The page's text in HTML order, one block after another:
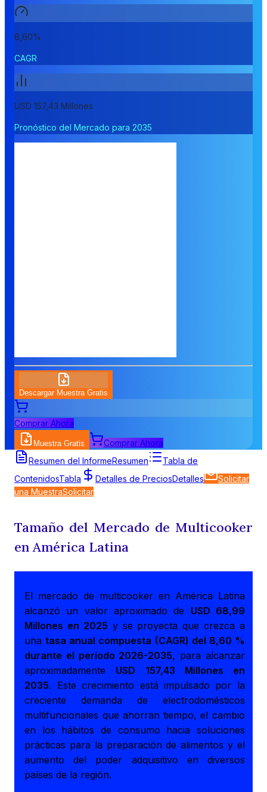
8,60%
CAGR
USD 157,43 Millones
Pronóstico del Mercado para 2035
Descargar Muestra Gratis
Comprar Ahora
Muestra Gratis
Comprar Ahora
Resumen del InformeResumen
Tabla de
ContenidosTabla Detalles de PreciosDetalles
Solicitar
una MuestraSolicitar
Tamaño del Mercado de Multicooker
en América Latina
El mercado de multicooker en América Latina
alcanzó un valor aproximado de USD 68,99
Millones en 2025 y se proyecta que crezca a
una tasa anual compuesta (CAGR) del 8,60 %
durante el período 2026-2035, para alcanzar
aproximadamente USD 157,43 Millones en
2035. Este crecimiento está impulsado por la
creciente demanda de electrodomésticos
multifuncionales que ahorran tiempo, el cambio
en los hábitos de consumo hacia soluciones
prácticas para la preparación de alimentos y el
aumento del poder adquisitivo en diversos
países de la región.